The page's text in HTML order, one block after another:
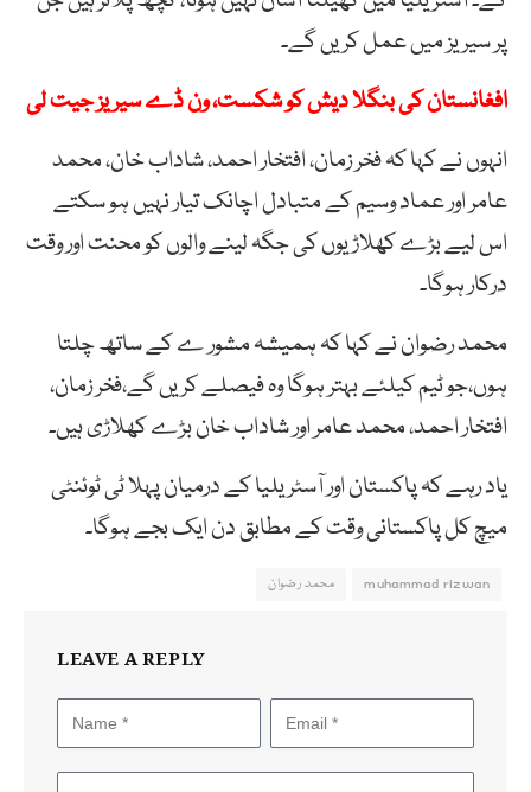
پر سیریز میں عمل کریں گے۔
افغانستان کی بنگلا دیش کو شکست، ون ڈے سیریز جیت لی
انہوں نے کہا کہ فخر زمان، افتخار احمد، شاداب خان، محمد
عامر اور عماد وسیم کے متبادل اچانک تیار نہیں ہو سکتے
اس لیے بڑے کھلاڑیوں کی جگہ لینے والوں کو محنت اور وقت
درکار ہوگا۔
محمد رضوان نے کہا کہ ہمیشہ مشور ے کے ساتھ چلتا
ہوں،جو ٹیم کیلئے بہتر ہوگا وہ فیصلے کریں گے،فخر زمان،
افتخار احمد، محمد عامر اور شاداب خان بڑے کھلاڑی ہیں۔
یاد رہے کہ پاکستان اور آسٹریلیا کے درمیان پہلا ٹی ٹوئنٹی
میچ کل پاکستانی وقت کے مطابق دن ایک بجے ہوگا۔
muhammad rizwan محمد رضوان
LEAVE A REPLY